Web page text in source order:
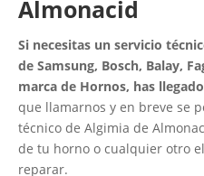
Almonacid
Si necesitas un servicio
de Samsung, Bosch, Balay,
marca de Hornos, has
que llamarnos y en breve se
técnico de Algimia de
de tu horno o cualquier otro
reparar.